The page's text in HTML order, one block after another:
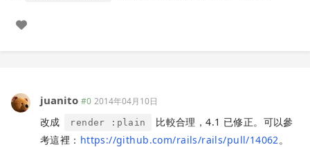
juanito #0 2014年04月10日
改成 render :plain
比較合理，4.1 已修正。可以參
考這裡： https://github.com/rails/rails/pull/14062 。